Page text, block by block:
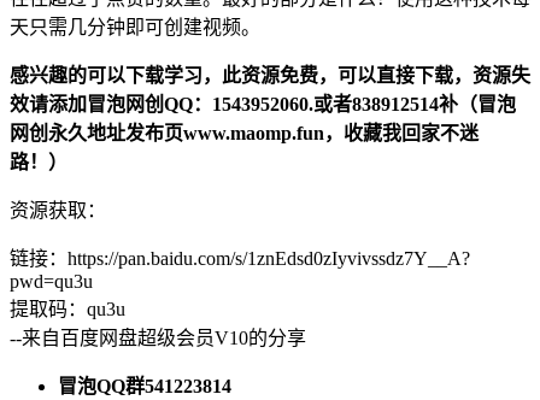
天只需几分钟即可创建视频。
感兴趣的可以下载学习，此资源免费，可以直接下载，资源失
效请添加冒泡网创QQ：1543952060.或者838912514补（冒泡
网创永久地址发布页www.maomp.fun，收藏我回家不迷
路！）
资源获取：
链接：https://pan.baidu.com/s/1znEdsd0zIyvivssdz7Y__A?
pwd=qu3u
提取码：qu3u
--来自百度网盘超级会员V10的分享
冒泡QQ群541223814